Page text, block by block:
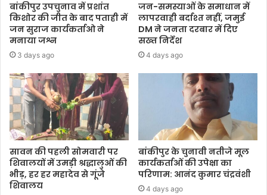
बांकीपुर उपचुनाव में प्रशांत
किशोर की जीत के बाद पताही में
जन सुराज कार्यकर्ताओ ने
मनाया जश्न
3 days ago
जन-समस्याओं के समाधान में
लापरवाही बर्दाश्त नहीं, जमुई
DM ने जनता दरबार में दिए
सख्त निर्देश
4 days ago
सावन की पहली सोमवारी पर
शिवालयों में उमड़ी श्रद्धालुओं की
भीड़, हर हर महादेव से गूंजे
शिवालय
बांकीपुर के चुनावी नतीजे मूल
कार्यकर्ताओं की उपेक्षा का
परिणाम: आनंद कुमार चंद्रवंशी
4 days ago